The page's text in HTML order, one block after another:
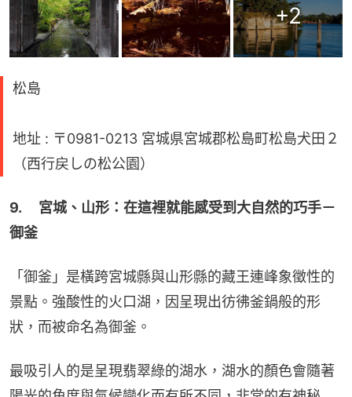
+2
松島
地址 : 〒0981-0213 宮城県宮城郡松島町松島犬田２
（西行戻しの松公園）
9. 　宮城、山形：在這裡就能感受到大自然的巧手－
御釜
「御釜」是橫跨宮城縣與山形縣的藏王連峰象徵性的
景點。強酸性的火口湖，因呈現出彷彿釜鍋般的形
狀，而被命名為御釜。
最吸引人的是呈現翡翠綠的湖水，湖水的顏色會隨著